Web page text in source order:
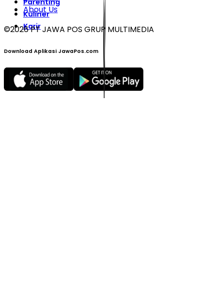
Parenting
Kuliner
Karir
About Us
©2026PT JAWA POS GRUP MULTIMEDIA
Download Aplikasi JawaPos.com